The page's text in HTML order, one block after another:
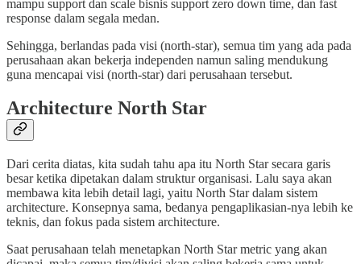
mampu support dan scale bisnis support zero down time, dan fast
response dalam segala medan.
Sehingga, berlandas pada visi (north-star), semua tim yang ada pada
perusahaan akan bekerja independen namun saling mendukung
guna mencapai visi (north-star) dari perusahaan tersebut.
Architecture North Star
Dari cerita diatas, kita sudah tahu apa itu North Star secara garis
besar ketika dipetakan dalam struktur organisasi. Lalu saya akan
membawa kita lebih detail lagi, yaitu North Star dalam sistem
architecture. Konsepnya sama, bedanya pengaplikasian-nya lebih ke
teknis, dan fokus pada sistem architecture.
Saat perusahaan telah menetapkan North Star metric yang akan